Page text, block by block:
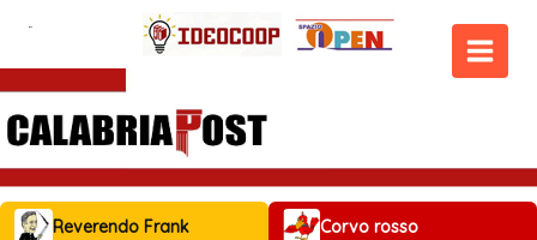
contenuto
MAIN
Reverendo Frank Corvo rosso